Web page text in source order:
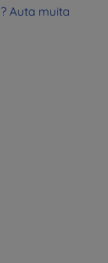
Auta muita